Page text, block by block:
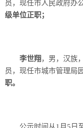
员，现任市人民政府办
级单位正职；
李世翔 ，男，汉族
员，现任市城市管理局
职。